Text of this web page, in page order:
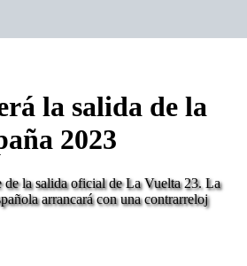
la salida de la
2023
de la salida oficial de La Vuelta 23. La
arrancará con una contrarreloj